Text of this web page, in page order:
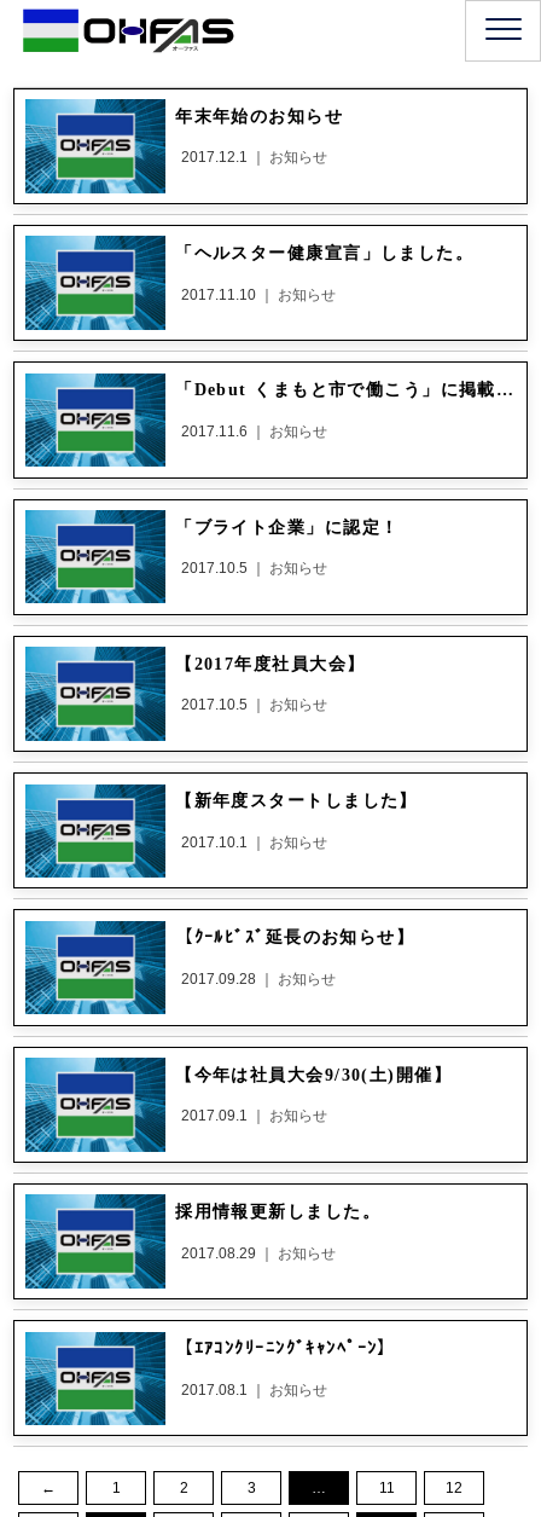
年末年始のお知らせ
2017.12.1 ｜ お知らせ
「ヘルスター健康宣言」しました。
2017.11.10 ｜ お知らせ
「Debut くまもと市で働こう」に掲載されています。
2017.11.6 ｜ お知らせ
「ブライト企業」に認定！
2017.10.5 ｜ お知らせ
【2017年度社員大会】
2017.10.5 ｜ お知らせ
【新年度スタートしました】
2017.10.1 ｜ お知らせ
【ｸｰﾙﾋﾞｽﾞ延長のお知らせ】
2017.09.28 ｜ お知らせ
【今年は社員大会9/30(土)開催】
2017.09.1 ｜ お知らせ
採用情報更新しました。
2017.08.29 ｜ お知らせ
【ｴｱｺﾝｸﾘｰﾆﾝｸﾞｷｬﾝﾍﾟｰﾝ】
2017.08.1 ｜ お知らせ
← 1 2 3 11 12